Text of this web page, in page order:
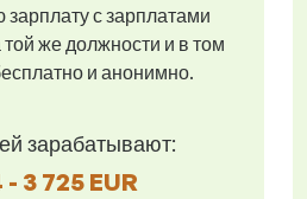
с зарплатами
же должности и в том
и анонимно.
зарабатывают:
- 3 725 EUR